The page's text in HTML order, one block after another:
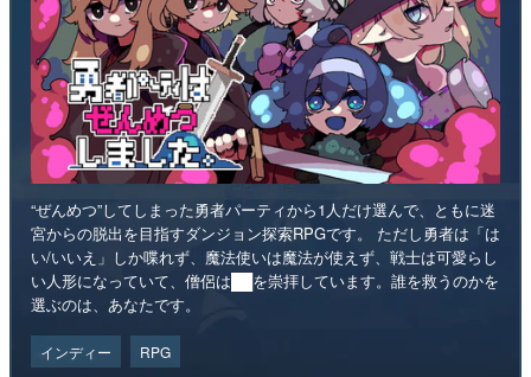
“ぜんめつ”してしまった勇者パーティから1人だけ選んで、ともに迷
宮からの脱出を目指すダンジョン探索RPGです。 ただし勇者は「は
い/いいえ」しか喋れず、魔法使いは魔法が使えず、戦士は可愛らし
い人形になっていて、僧侶は██を崇拝しています。誰を救うのかを
選ぶのは、あなたです。
インディー RPG